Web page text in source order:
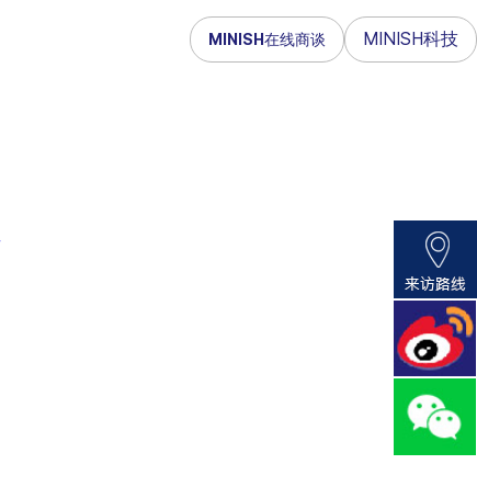
MINISH在线商谈 MINISH科技